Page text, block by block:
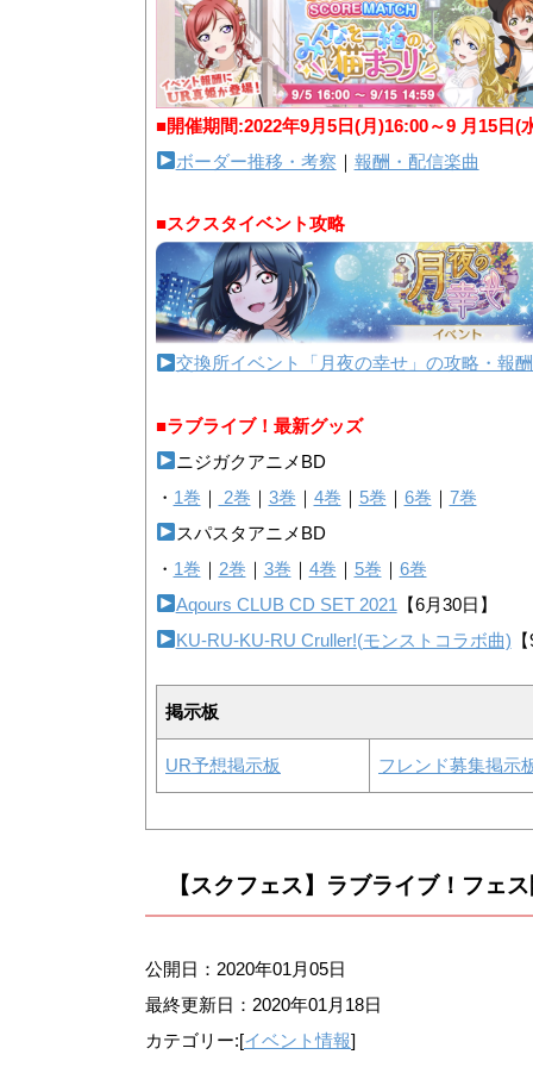
■開催期間:2022年9月5日(月)16:00～9 月15日(
ボーダー推移・考察 ｜ 報酬・配信楽曲
■スクスタイベント攻略
交換所イベント「月夜の幸せ」の攻略・報
■ラブライブ！最新グッズ
ニジガクアニメBD
・ 1巻 ｜ 2巻 ｜ 3巻 ｜ 4巻 ｜ 5巻 ｜ 6巻 ｜ 7巻
スパスタアニメBD
・ 1巻 ｜ 2巻 ｜ 3巻 ｜ 4巻 ｜ 5巻 ｜ 6巻
Aqours CLUB CD SET 2021 【6月30日】
KU-RU-KU-RU Cruller!(モンストコラボ曲)
掲示板
UR予想掲示板 フレンド募集掲示
【スクフェス】ラブライブ！フェ
公開日：2020年01月05日
最終更新日： 2020年01月18日
カテゴリー:[イベント情報]